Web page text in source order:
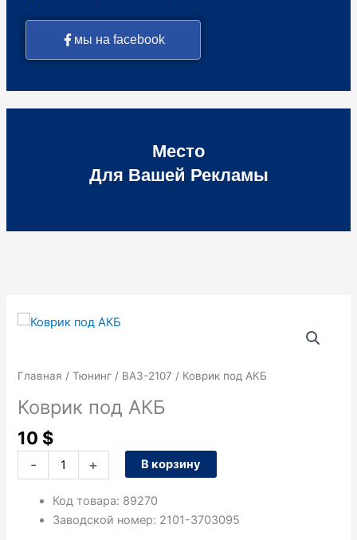
мы на facebook
Место
Для Вашей Рекламы
Главная /Тюнинг / ВАЗ-2107 / Коврик под АКБ
Коврик под АКБ
10 $
-
Количество
под
АКБ
+ В корзину
Код товара: 89270
Заводской номер: 2101-3703095